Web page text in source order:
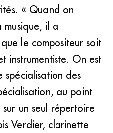
« Quand on
musique, il a
le compositeur soit
instrumentiste. On est
spécialisation des
au point
sur un seul répertoire
Verdier, clarinette